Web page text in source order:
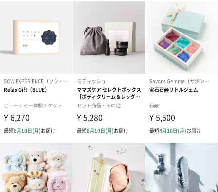
あり（280円）
メッセージカード（通常・写真・グリーティング）
誕生日や結婚祝い・出産祝いなど、様々なシーンのメッセージカ
メッセージカードや封筒のデザインは一部変更する場合がありま
す。